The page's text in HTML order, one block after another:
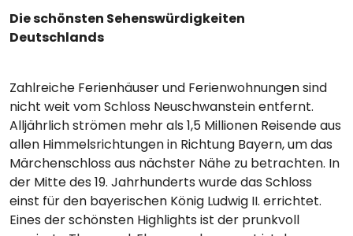
Die schönsten Sehenswürdigkeiten
Deutschlands
Zahlreiche Ferienhäuser und Ferienwohnungen sind
nicht weit vom Schloss Neuschwanstein entfernt.
Alljährlich strömen mehr als 1,5 Millionen Reisende aus
allen Himmelsrichtungen in Richtung Bayern, um das
Märchenschloss aus nächster Nähe zu betrachten. In
der Mitte des 19. Jahrhunderts wurde das Schloss
einst für den bayerischen König Ludwig II. errichtet.
Eines der schönsten Highlights ist der prunkvoll